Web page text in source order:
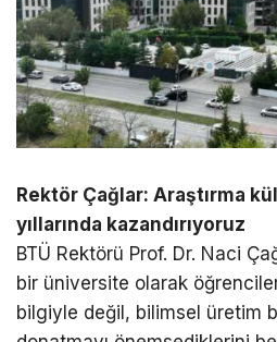
Rektör Çağlar: Araştırma
yıllarında kazandırıyoruz
BTÜ Rektörü Prof. Dr. Naci
bir üniversite olarak
bilgiyle değil, bilimsel üretim